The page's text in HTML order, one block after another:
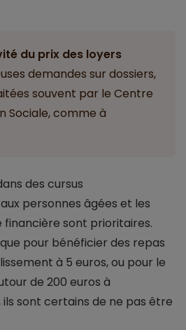
du prix des loyers
demandes sur dossiers,
souvent par le Centre
Sociale, comme à
des cursus
personnes âgées et les
sont prioritaires.
pour bénéficier des repas
à 5 euros, ou pour le
de 200 euros à
sont certains de ne pas être